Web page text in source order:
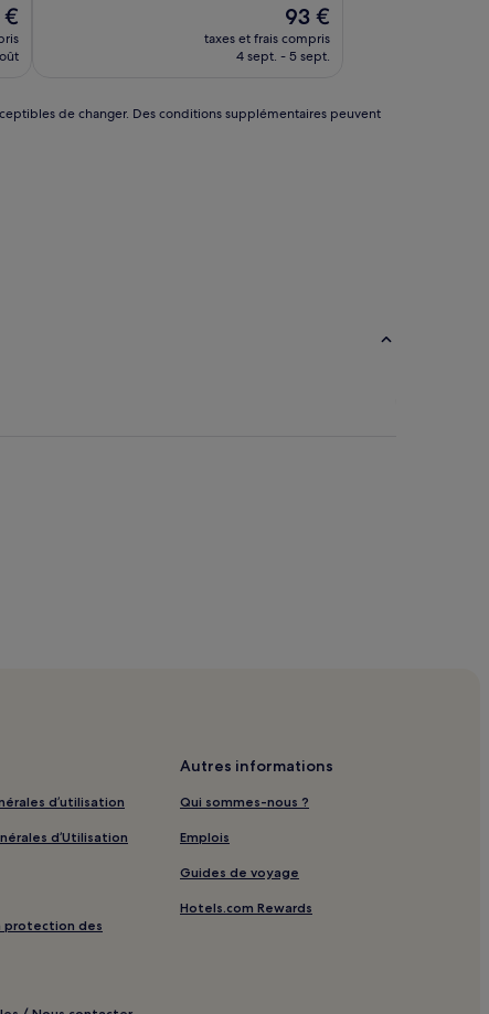
€
Le
nouveau
prix
93 €
93 €
taxes et frais compris
4 sept. - 5 sept.
de changer. Des conditions supplémentaires peuvent
d’utilisation
d’Utilisation
protection des
Autres informations
Qui sommes-nous ?
Emplois
Guides de voyage
Hotels.com Rewards